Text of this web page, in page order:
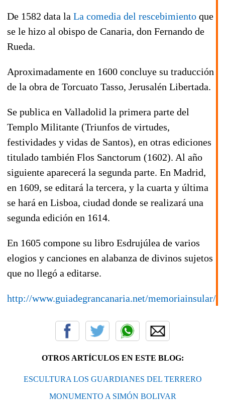
De 1582 data la La comedia del rescebimiento que
se le hizo al obispo de Canaria, don Fernando de
Rueda.
Aproximadamente en 1600 concluye su traducción
de la obra de Torcuato Tasso, Jerusalén Libertada.
Se publica en Valladolid la primera parte del
Templo Militante (Triunfos de virtudes,
festividades y vidas de Santos), en otras ediciones
titulado también Flos Sanctorum (1602). Al año
siguiente aparecerá la segunda parte. En Madrid,
en 1609, se editará la tercera, y la cuarta y última
se hará en Lisboa, ciudad donde se realizará una
segunda edición en 1614.
En 1605 compone su libro Esdrujúlea de varios
elogios y canciones en alabanza de divinos sujetos
que no llegó a editarse.
http://www.guiadegrancanaria.net/memoriainsular/
OTROS ARTÍCULOS EN ESTE BLOG:
ESCULTURA LOS GUARDIANES DEL TERRERO
MONUMENTO A SIMÓN BOLIVAR